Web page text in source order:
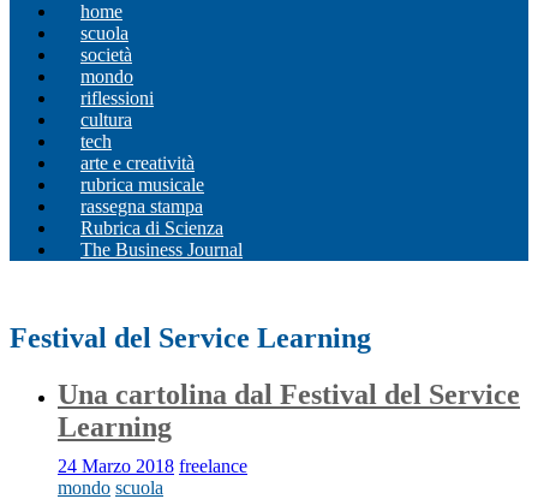
home
scuola
società
mondo
riflessioni
cultura
tech
arte e creatività
rubrica musicale
rassegna stampa
Rubrica di Scienza
The Business Journal
Festival del Service Learning
Una cartolina dal Festival del Service
Learning
24 Marzo 2018 freelance
mondo scuola